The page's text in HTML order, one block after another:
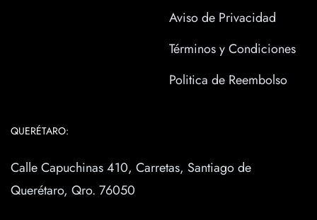
Aviso de Privacidad
Términos y Condiciones
Politica de Reembolso
QUERÉTARO:
Calle Capuchinas 410, Carretas, Santiago de
Querétaro, Qro. 76050